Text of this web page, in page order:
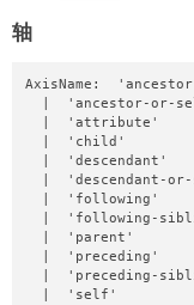
轴
AxisName:  'ancestor'
|  'ancestor-or-
|  'attribute'
|  'child'
|  'descendant'
|  'descendant-or-
|  'following'
|  'following-
|  'parent'
|  'preceding'
|  'preceding-
|  'self'